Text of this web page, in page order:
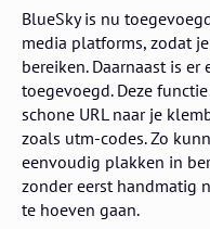
BlueSky is nu
media platforms, zodat
bereiken. Daarnaast is
toegevoegd. Deze
schone URL naar je
zoals utm-codes. Zo
eenvoudig plakken in
zonder eerst handmatig
te hoeven gaan.